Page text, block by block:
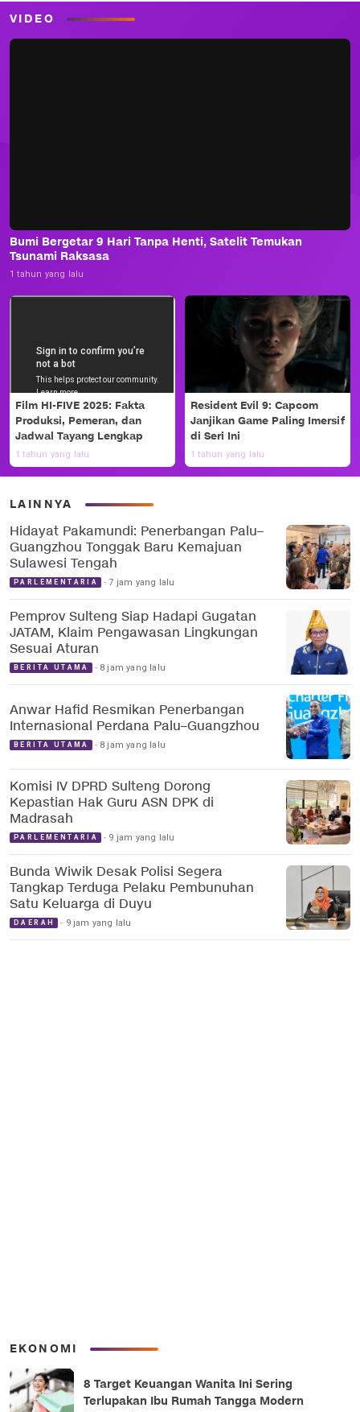
VIDEO
Bumi Bergetar 9 Hari Tanpa Henti, Satelit Temukan
Tsunami Raksasa
1 tahun yang lalu
Film HI-FIVE 2025: Fakta
Produksi, Pemeran, dan
Jadwal Tayang Lengkap
1 tahun yang lalu
Resident Evil 9: Capcom
Janjikan Game Paling Imersif
di Seri Ini
1 tahun yang lalu
LAINNYA
Hidayat Pakamundi: Penerbangan Palu–
Guangzhou Tonggak Baru Kemajuan
Sulawesi Tengah
PARLEMENTARIA 7 jam yang lalu
Pemprov Sulteng Siap Hadapi Gugatan
JATAM, Klaim Pengawasan Lingkungan
Sesuai Aturan
BERITA UTAMA 8 jam yang lalu
Anwar Hafid Resmikan Penerbangan
Internasional Perdana Palu–Guangzhou
BERITA UTAMA 8 jam yang lalu
Komisi IV DPRD Sulteng Dorong
Kepastian Hak Guru ASN DPK di
Madrasah
PARLEMENTARIA 9 jam yang lalu
Bunda Wiwik Desak Polisi Segera
Tangkap Terduga Pelaku Pembunuhan
Satu Keluarga di Duyu
DAERAH 9 jam yang lalu
EKONOMI
8 Target Keuangan Wanita Ini Sering
Terlupakan Ibu Rumah Tangga Modern